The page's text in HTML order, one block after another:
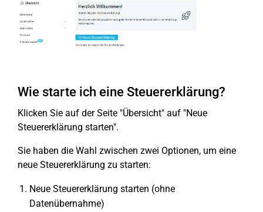
Wie starte ich eine Steuererklärung?
Klicken Sie auf der Seite "Übersicht" auf "Neue
Steuererklärung starten".
Sie haben die Wahl zwischen zwei Optionen, um eine
neue Steuererklärung zu starten:
Neue Steuererklärung starten (ohne
Datenübernahme)